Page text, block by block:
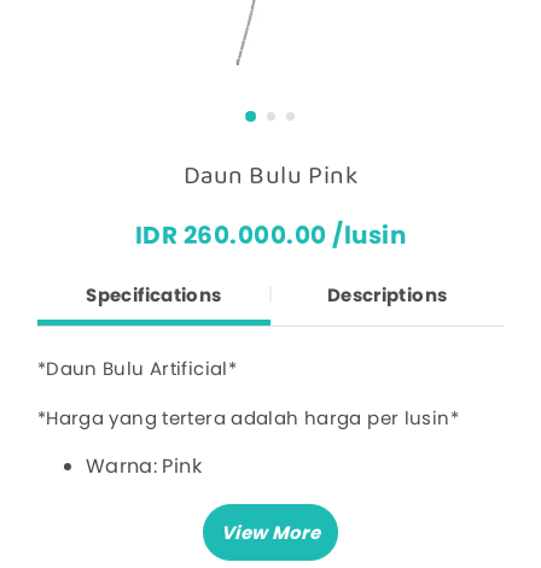
Daun Bulu Pink
IDR 260.000.00 /lusin
Specifications Descriptions
*Daun Bulu Artificial*
*Harga yang tertera adalah harga per lusin*
Warna: Pink
Jumlah Cabang: 4 Cabang